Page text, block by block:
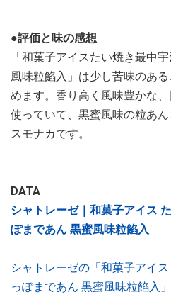
●評価と味の感想
「和菓子アイスたい焼き最中
風味粒餡入」は少し苦味のあ
めます。香り高く風味豊かな
使っていて、黒蜜風味の粒あ
スモナカです。
DATA
シャトレーゼ｜和菓子アイス
ぽまであん 黒蜜風味粒餡入
シャトレーゼの「和菓子アイ
っぽまであん 黒蜜風味粒餡入